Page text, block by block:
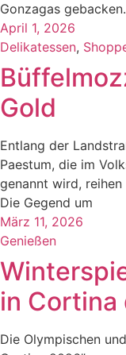
Gonzagas
April 1, 2026
Delikatessen,
Gold
Entlang der
Paestum, die im
genannt wird, reihen
Die Gegend um
März 11, 2026
Genießen
in Cortina
Die Olympischen